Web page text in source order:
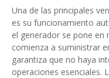
Una de las principales
es su funcionamiento
el generador se pone
comienza a suministrar
garantiza que no haya
operaciones esenciales.